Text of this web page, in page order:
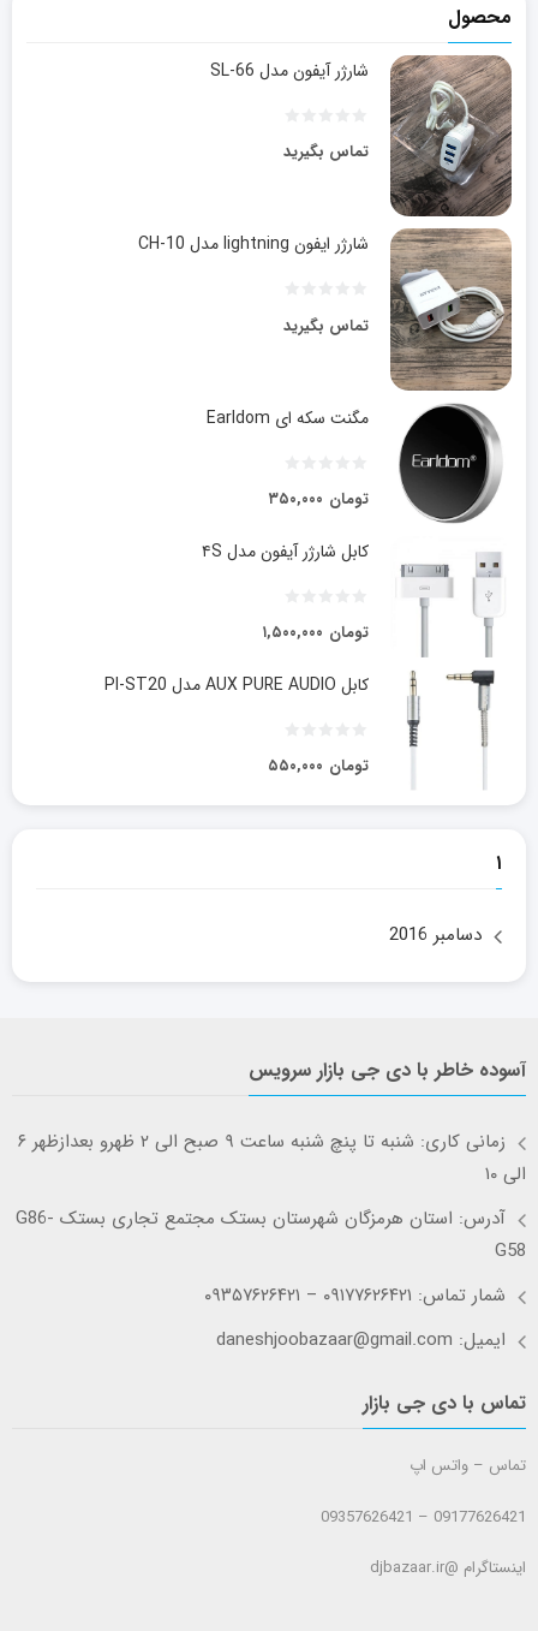
محصول
شارژر آیفون مدل SL-66
تماس بگیرید
شارژر ایفون lightning مدل CH-10
تماس بگیرید
مگنت سکه ای Earldom
۳۵۰,۰۰۰ تومان
کابل شارژر آیفون مدل ۴S
۱,۵۰۰,۰۰۰ تومان
کابل AUX PURE AUDIO مدل PI-ST20
۵۵۰,۰۰۰ تومان
۱
دسامبر 2016
آسوده خاطر با دی جی بازار سرویس
زمانی کاری: شنبه تا پنچ شنبه ساعت ۹ صبح الی ۲ ظهرو بعدازظهر ۶
الی ۱۰
آدرس: استان هرمزگان شهرستان بستک مجتمع تجاری بستک G86-
G58
شمار تماس: ۰۹۱۷۷۶۲۶۴۲۱ – ۰۹۳۵۷۶۲۶۴۲۱
ایمیل: daneshjoobazaar@gmail.com
تماس با دی جی بازار
تماس – واتس اپ
09177626421 – 09357626421
اینستاگرام @djbazaar.ir